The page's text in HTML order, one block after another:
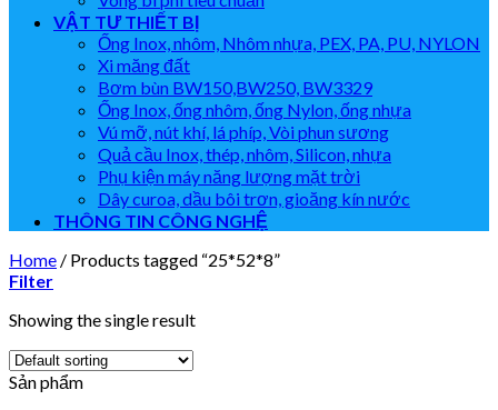
VẬT TƯ THIẾT BỊ
Ống Inox, nhôm, Nhôm nhựa, PEX, PA, PU, NYLON
Xi măng đất
Bơm bùn BW150,BW250, BW3329
Ống Inox, ống nhôm, ống Nylon, ống nhựa
Vú mỡ, nút khí, lá phíp, Vòi phun sương
Quả cầu Inox, thép, nhôm, Silicon, nhựa
Phụ kiện máy năng lượng mặt trời
Dây curoa, dầu bôi trơn, gioăng kín nước
THÔNG TIN CÔNG NGHỆ
Home / Products tagged “25*52*8”
Filter
Showing the single result
Sản phẩm